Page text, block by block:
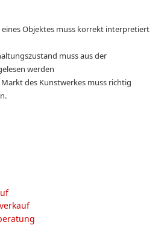
Objektes muss korrekt interpretiert
muss aus der
werden
des Kunstwerkes muss richtig